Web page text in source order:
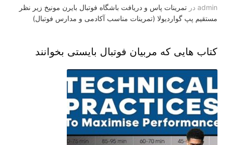
admin در تمرینات پاس و دریافت باشگاه فوتبال بایرن مونیخ زیر نظر
مستقیم پپ گواردیولا (تمرینات مناسب آکادمی و مدارس فوتبال)
کتاب هایی که مربیان فوتبال بایستی بخوانند